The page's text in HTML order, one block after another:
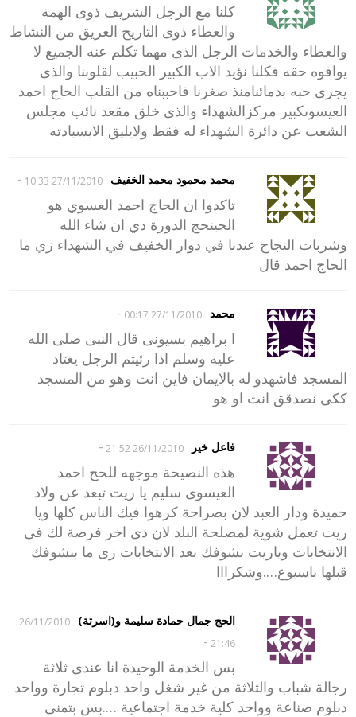
كلنا مع الرجل الشريف ذوى الهمة
والعطاء ذوى التاريخ العريق من النشاط
والعطاء والخدمات الرجل الذى مهما تكلم عنه الجميع لا
يوافوه حقه فكلنا نؤيد الاب الكبير الحبيب لقلوبنا والذى
يجرى حبه بدمائنامنذ صغرنا فاحببناه من القلب الحاج احمد
العيسوىكبير مركزالشهداء والذى خلق مقعد نائب مجلس
الشعب عن دائرة الشهداء له فقط ولايليق الابسيادته
محمد محمود محمد الخفيف 27/11/2010 10:33
-
تاكدوا ان الحاج احمد العسوي هو
الحينحج الدورة دي ان شاء الله
وشربات النجاح عندنا في دوار الخفيف في الشهداء زي ما
الحاج احمد قال
محمد 27/11/2010 00:17
-
ا براهيم بسيونى قال النبى صلى الله
عليه وسلم اذا رئيتم الرجل يعتاد
المسجد فاشهدو له بالايمان فاين انت وهو من المسجد
ككى نصدقق انت او هو
فاعل خير 26/11/2010 21:52
-
هذه النصيحة موجهه للحج احمد
العيسوى سليم يا ريت تبعد عن ولاد
حميدة ودار العبد لان بصراحة كرهوا فيك الناس كلها ويا
ريت تعمل شوية لمصلحة البلد لان دى اخر فرصة لك فى
الانتخابات وياريت نشوفك بعد الانتخابات زى ما بنشوفك
قبلها باسبوع….وشكرااا
الحج جمال حمادة سليمة و(اسرتة)
26/11/2010
21:46
-
بس الخدمة الوحيدة انا عندى ثلاثة
رجالة شباب والثلاثة من غير شغل واحد دبلوم تجارة وواحد
دبلوم صناعة وواحد كلية خدمة اجتماعية ….بس بتمنى